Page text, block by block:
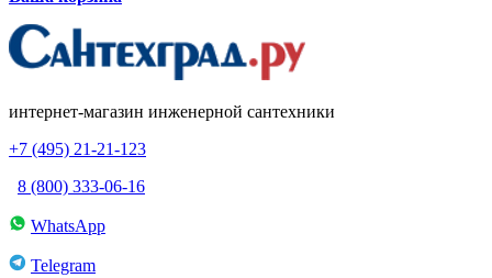
интернет-магазин инженерной сантехники
+7 (495) 21-21-123
8 (800) 333-06-16
WhatsApp
Telegram